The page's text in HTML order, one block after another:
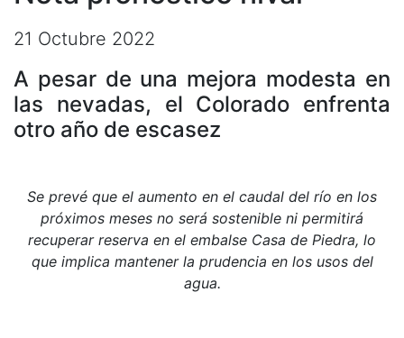
21 Octubre 2022
A pesar de una mejora modesta en
las nevadas, el Colorado enfrenta
otro año de escasez
Se prevé que el aumento en el caudal del río en los
próximos meses no será sostenible ni permitirá
recuperar reserva en el embalse Casa de Piedra, lo
que implica mantener la prudencia en los usos del
agua.